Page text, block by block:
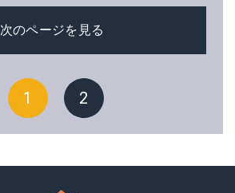
次のページを見る
1 2